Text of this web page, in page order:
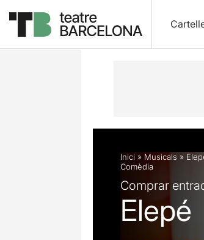
Descripció Fitxa
Inici » Musicals »
Comèdia
Comprar
Elepé